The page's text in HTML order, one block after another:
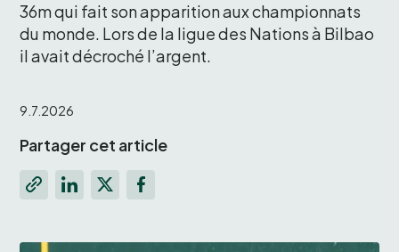
36m qui fait son apparition aux championnats
du monde. Lors de la ligue des Nations à Bilbao
il avait décroché l’argent.
9.7.2026
Partager cet article